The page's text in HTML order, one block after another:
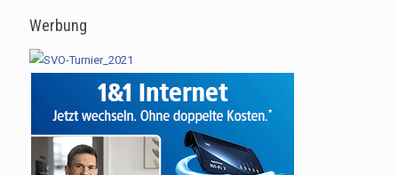
Werbung